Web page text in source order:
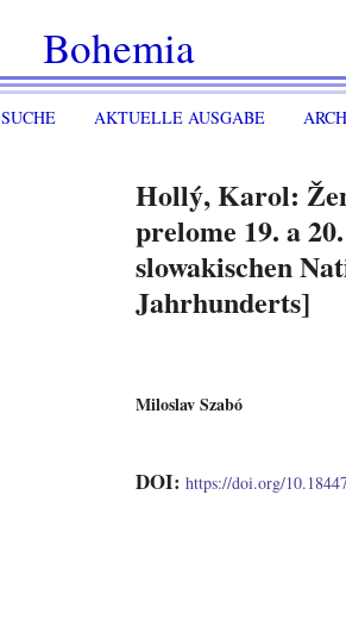
Bohemia
SUCHE AKTUELLE AUSGABE
Hollý, Karol:
prelome 19. a
slowakischen
Jahrhunderts]
Miloslav Szabó
DOI: https://doi.org/